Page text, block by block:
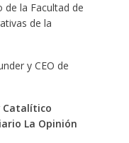
de la Facultad de
de la
y CEO de
Catalítico
La Opinión